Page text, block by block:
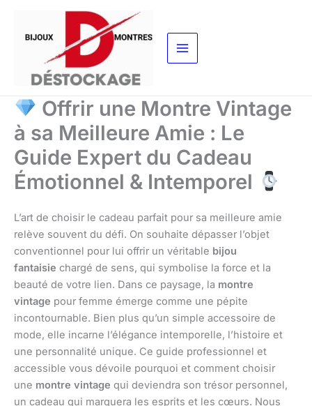
contenu
Offrir une Montre Vintage
à sa Meilleure Amie : Le
Guide Expert du Cadeau
Émotionnel & Intemporel
L’art de choisir le cadeau parfait pour sa meilleure amie
relève souvent du défi. On souhaite dépasser l’objet
conventionnel pour lui offrir un véritable bijou
fantaisie chargé de sens, qui symbolise la force et la
beauté de votre lien. Dans ce paysage, la montre
vintage pour femme émerge comme une pépite
incontournable. Bien plus qu’un simple accessoire de
mode, elle incarne l’élégance intemporelle, l’histoire et
une personnalité unique. Ce guide professionnel et
accessible vous dévoile pourquoi et comment choisir
une montre vintage qui deviendra son trésor personnel,
un cadeau qui marquera les esprits et les cœurs. Nous